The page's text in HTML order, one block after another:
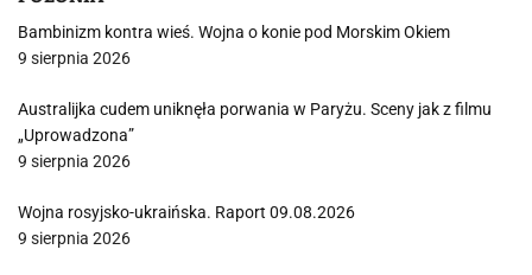
Bambinizm kontra wieś. Wojna o konie pod Morskim Okiem
9 sierpnia 2026
Australijka cudem uniknęła porwania w Paryżu. Sceny jak z filmu
„Uprowadzona”
9 sierpnia 2026
Wojna rosyjsko-ukraińska. Raport 09.08.2026
9 sierpnia 2026